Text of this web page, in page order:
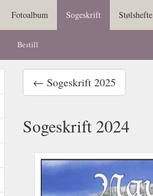
Fotoalbum Sogeskrift Stølshefte
Bestill
← Sogeskrift 2025
Sogeskrift 2024